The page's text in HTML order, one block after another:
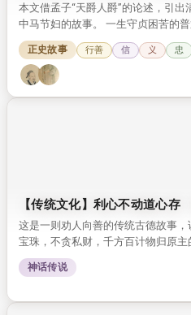
本文借孟子“天爵人爵”的论述，引出
中马节妇的故事。 一生守贞困苦的
了“仁义忠信者自有天爵”的道理。
正史故事 行善 信 义 忠
【传统文化】利心不动道心
这是一则劝人向善的传统古德故事
宝珠，不贪私财，千方百计物归原主
必有余庆”的古训，传递了修心积德
神话传说